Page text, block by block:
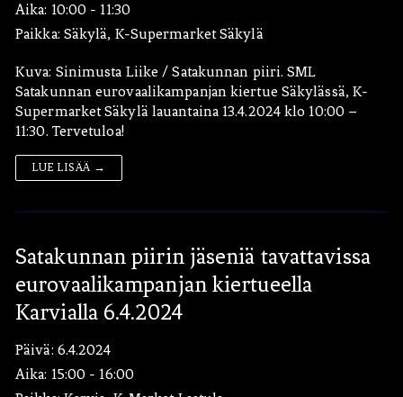
Aika: 10:00 - 11:30
Paikka: Säkylä, K-Supermarket Säkylä
Kuva: Sinimusta Liike / Satakunnan piiri. SML
Satakunnan eurovaalikampanjan kiertue Säkylässä, K-
Supermarket Säkylä lauantaina 13.4.2024 klo 10:00 –
11:30. Tervetuloa!
LUE LISÄÄ →
Satakunnan piirin jäseniä tavattavissa
eurovaalikampanjan kiertueella
Karvialla 6.4.2024
Päivä: 6.4.2024
Aika: 15:00 - 16:00